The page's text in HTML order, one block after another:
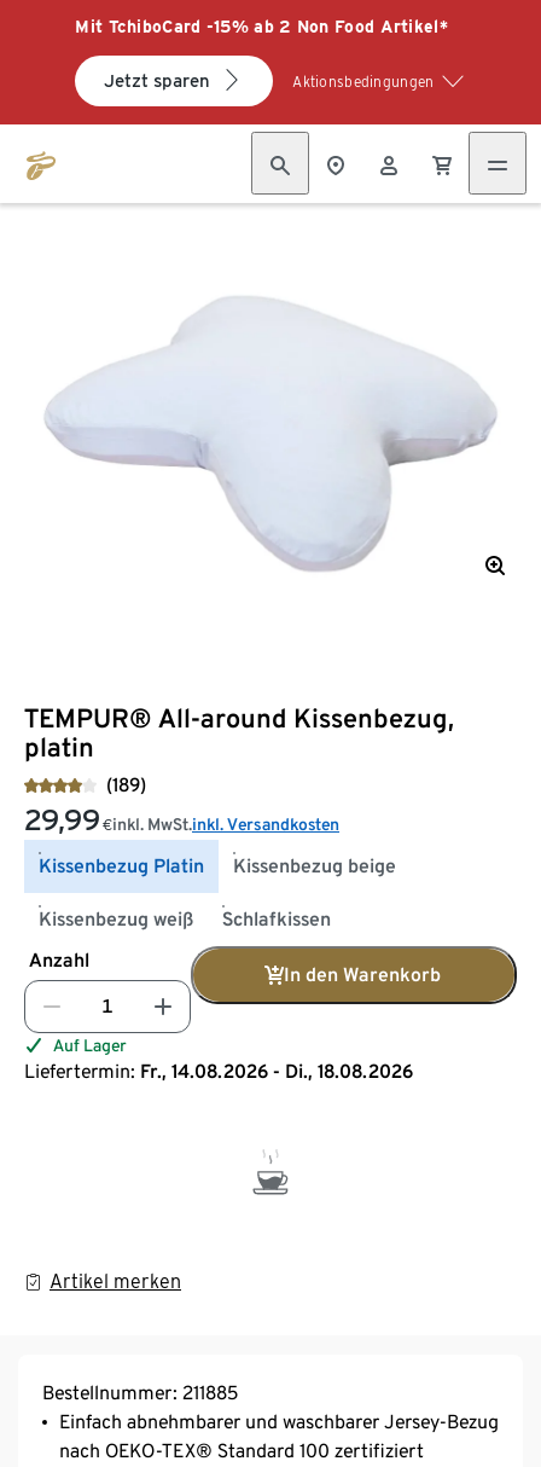
Mit TchiboCard -15% ab 2 Non Food Artikel*
Jetzt sparen Aktionsbedingungen
TEMPUR® All-around Kissenbezug,
platin
(189)
29,99 €inkl. MwSt.inkl. Versandkosten
Kissenbezug Platin Kissenbezug beige
Kissenbezug weiß
Schlafkissen
Anzahl
In den Warenkorb
Auf Lager
Liefertermin: Fr., 14.08.2026 - Di., 18.08.2026
Artikel merken
Bestellnummer: 211885
Einfach abnehmbarer und waschbarer Jersey-Bezug
nach OEKO-TEX® Standard 100 zertifiziert